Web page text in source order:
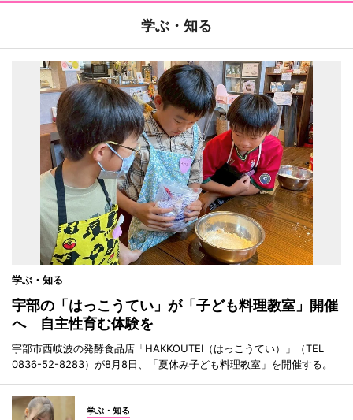
学ぶ・知る
学ぶ・知る
宇部の「はっこうてい」が「子ども料理教室」開催
へ 自主性育む体験を
宇部市西岐波の発酵食品店「HAKKOUTEI（はっこうてい）」（TEL
0836-52-8283）が8月8日、「夏休み子ども料理教室」を開催する。
学ぶ・知る